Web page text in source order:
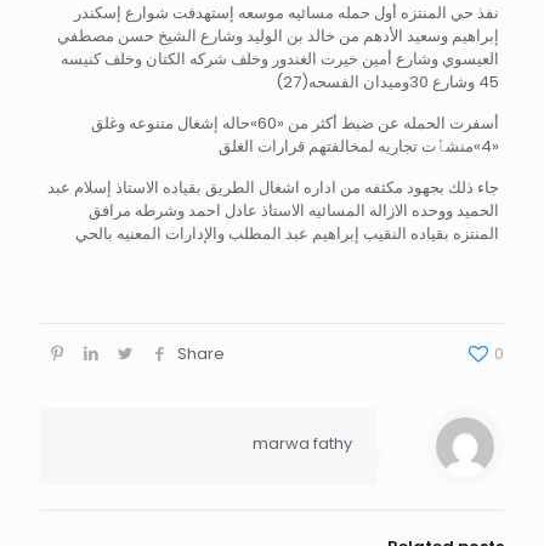
نفذ حي المنتزه أول حمله مسائيه موسعه إستهدفت شوارع إسكندر
إبراهيم وسعيد الأدهم من خالد بن الوليد وشارع الشيخ حسن مصطفي
العيسوي وشارع أمين خيرت الغندور وخلف شركه الكتان وخلف كنيسه
45 وشارع 30وميدان الفسحه(27)
أسفرت الحمله عن ضبط أكثر من «60»حاله إشغال متنوعه وغلق
«4»منشٱت تجاريه لمخالفتهم قرارات الغلق
جاء ذلك بجهود مكثفه من اداره اشغال الطريق بقياده الاستاذ إسلام عبد
الحميد ووحده الازاله المسائيه الاستاذ عادل احمد وشرطه مرافق
المنتزه بقياده النقيب إبراهيم عبد المطلب والإدارات المعنيه بالحي
Share 0
marwa fathy